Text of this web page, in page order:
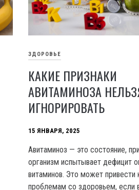
ЗДОРОВЬЕ
КАКИЕ ПРИЗНАКИ
АВИТАМИНОЗА
ИГНОРИРОВАТЬ
15 ЯНВАРЯ, 2025
Авитаминоз — это состояние,
организм испытывает дефицит
витаминов. Это может привести
проблемам со здоровьем, если